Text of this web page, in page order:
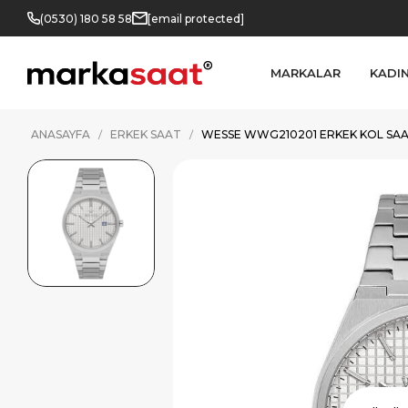
(0530) 180 58 58 [email protected]
MARKALAR
ANASAYFA ERKEK SAAT WESSE WWG210201 ERKEK KOL